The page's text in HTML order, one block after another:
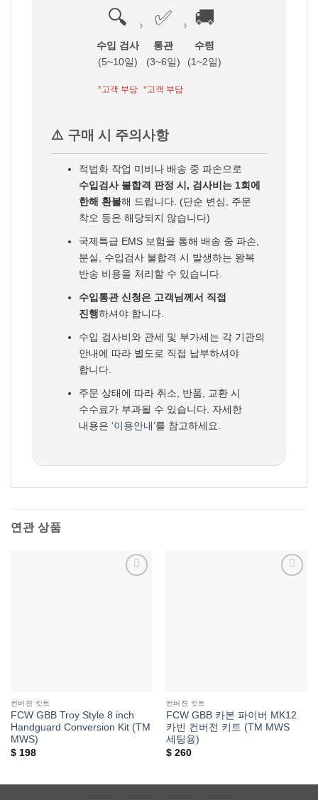
🔍
수입 검사
(5~10일)
*고객 부담
› ✅
통관
(3~6일)
*고객 부담
› 🚚
수령
(1~2일)
⚠️ 구매 시 주의사항
적법화 작업 미비나 배송 중 파손으로
수입검사 불합격 판정 시, 검사비는 1회에
한해 환불해 드립니다. (단순 변심, 주문
착오 등은 해당되지 않습니다)
국제특급 EMS 보험을 통해 배송 중 파손,
분실, 수입검사 불합격 시 발생하는 왕복
반송 비용을 처리할 수 있습니다.
수입통관 신청은 고객님께서 직접
진행하셔야 합니다.
수입 검사비와 관세 및 부가세는 각 기관의
안내에 따라 별도로 직접 납부하셔야
합니다.
주문 상태에 따라 취소, 반품, 교환 시
수수료가 부과될 수 있습니다. 자세한
내용은 ‘이용안내’를 참고하세요.
연관 상품
컨버젼 킷트
FCW GBB Troy Style 8 inch
Handguard Conversion Kit (TM
MWS)
$198
컨버젼 킷트
FCW GBB 카본 파이버 MK12
카빈 컨버전 키트 (TM MWS
세팅용)
$260